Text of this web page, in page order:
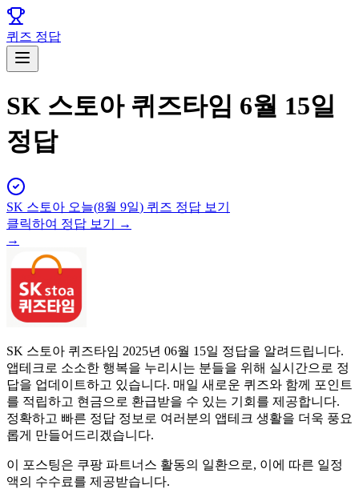
퀴즈 정답
SK 스토아 퀴즈타임 6월 15일
정답
SK 스토아 오늘(8월 9일) 퀴즈 정답 보기
클릭하여 정답 보기 →
→
SK 스토아 퀴즈타임 2025년 06월 15일 정답을 알려드립니다.
앱테크로 소소한 행복을 누리시는 분들을 위해 실시간으로 정
답을 업데이트하고 있습니다. 매일 새로운 퀴즈와 함께 포인트
를 적립하고 현금으로 환급받을 수 있는 기회를 제공합니다.
정확하고 빠른 정답 정보로 여러분의 앱테크 생활을 더욱 풍요
롭게 만들어드리겠습니다.
이 포스팅은 쿠팡 파트너스 활동의 일환으로, 이에 따른 일정
액의 수수료를 제공받습니다.